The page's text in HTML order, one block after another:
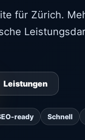
für Zürich.
Leistungen
ready Schnell